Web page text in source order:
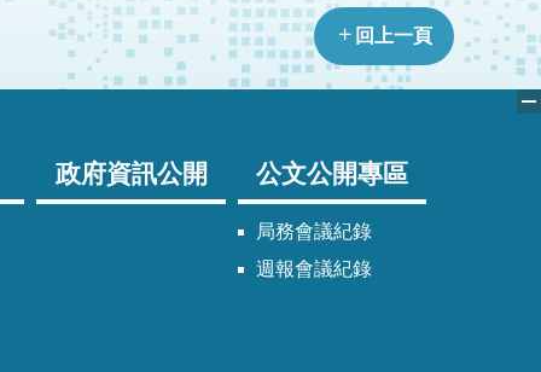
回上一頁
政府資訊公開 公文公開專區
局務會議紀錄
週報會議紀錄